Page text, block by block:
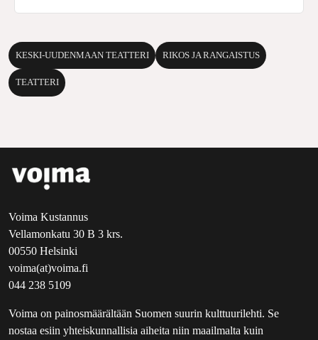
KESKI-UUDENMAAN TEATTERI RIKOS JA RANGAISTUS
TEATTERI
Voima Kustannus
Vellamonkatu 30 B 3 krs.
00550 Helsinki
voima(at)voima.fi
044 238 5109
Voima on painosmäärältään Suomen suurin kulttuurilehti. Se
nostaa esiin yhteiskunnallisia aiheita niin maailmalta kuin